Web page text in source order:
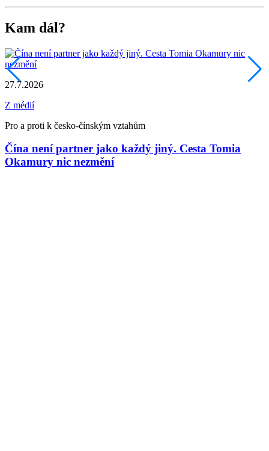
Kam dál?
27.7.2026
Z médií
Pro a proti k česko-čínským vztahům
Čína není partner jako každý jiný. Cesta Tomia
Okamury nic nezmění